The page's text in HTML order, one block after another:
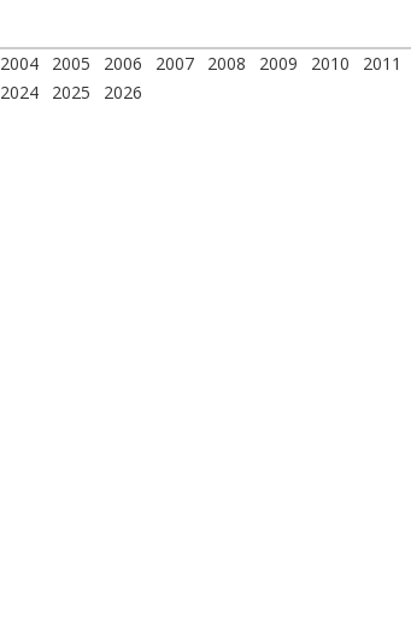
2004 2005 2006 2007 2008 2009 2010 2011
2024 2025 2026